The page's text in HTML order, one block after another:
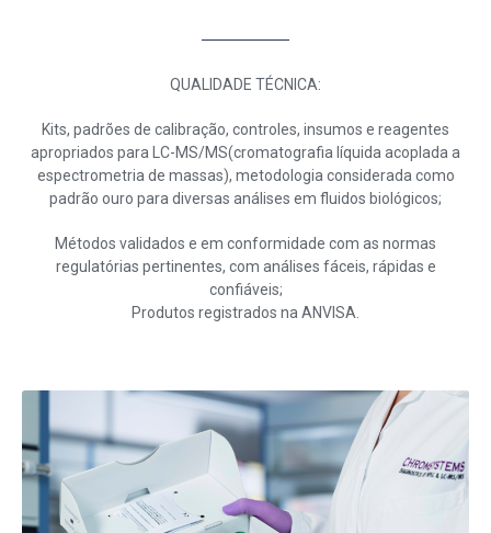
QUALIDADE TÉCNICA:
Kits, padrões de calibração, controles, insumos e reagentes
apropriados para LC-MS/MS(cromatografia líquida acoplada a
espectrometria de massas), metodologia considerada como
padrão ouro para diversas análises em fluidos biológicos;
Métodos validados e em conformidade com as normas
regulatórias pertinentes, com análises fáceis, rápidas e
confiáveis;
Produtos registrados na ANVISA.